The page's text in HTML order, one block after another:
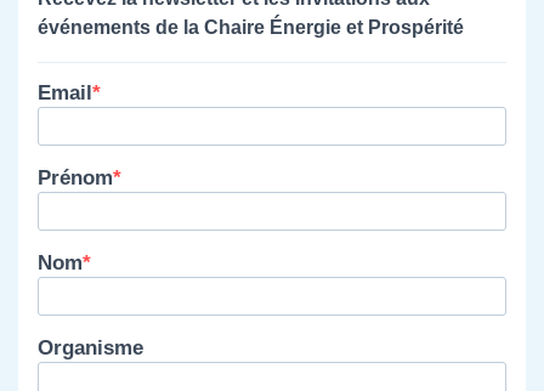
événements de la Chaire Énergie et Prospérité
Email
Prénom
Nom
Organisme